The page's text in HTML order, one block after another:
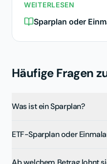
WEITERLESEN
Sparplan oder
Häufige Fragen
Was ist ein Sparplan?
ETF-Sparplan oder